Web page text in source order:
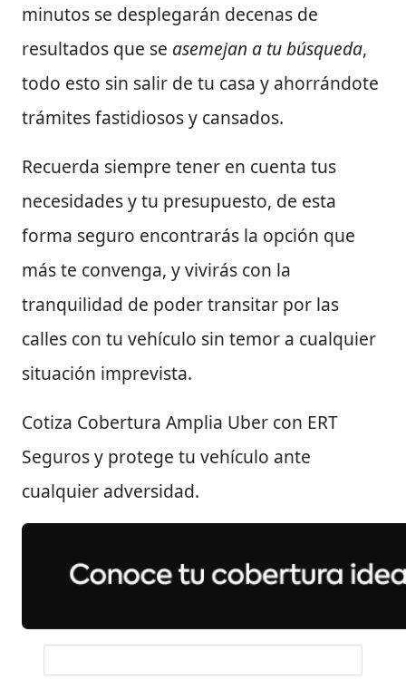
minutos se desplegarán decenas de
resultados que se asemejan a tu búsqueda,
todo esto sin salir de tu casa y ahorrándote
trámites fastidiosos y cansados.
Recuerda siempre tener en cuenta tus
necesidades y tu presupuesto, de esta
forma seguro encontrarás la opción que
más te convenga, y vivirás con la
tranquilidad de poder transitar por las
calles con tu vehículo sin temor a cualquier
situación imprevista.
Cotiza Cobertura Amplia Uber con ERT
Seguros y protege tu vehículo ante
cualquier adversidad.